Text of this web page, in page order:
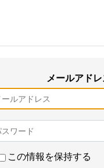
メールアド
この情報を保持する